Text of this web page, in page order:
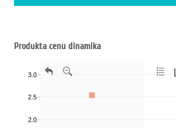
Produkta cenu dinamika